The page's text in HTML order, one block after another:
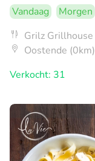
Vandaag Morgen
Grilz Grillhouse
Oostende (0km)
Verkocht: 31